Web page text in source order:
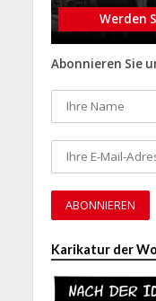
Werden
Abonnieren Sie
Karikatur der